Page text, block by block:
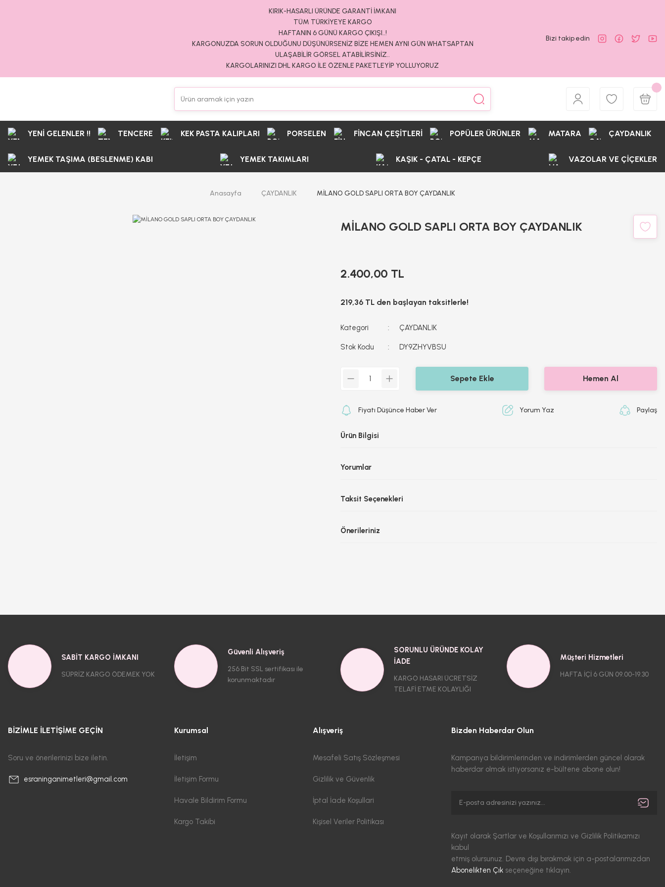
KIRIK-HASARLI ÜRÜNDE GARANTİ İMKANI
TÜM TÜRKİYEYE KARGO
HAFTANIN 6 GÜNÜ KARGO ÇIKIŞI..!
KARGONUZDA SORUN OLDUĞUNU DÜŞÜNÜRSENİZ BİZE HEMEN AYNI GÜN WHATSAPTAN
ULAŞABİLİR GÖRSEL ATABİLİRSİNİZ..
KARGOLARINIZI DHL KARGO İLE ÖZENLE PAKETLEYİP YOLLUYORUZ
Bizi takip edin
YENİ GELENLER !! TENCERE KEK PASTA KALIPLARI PORSELEN FİNCAN ÇEŞİTLERİ POPÜLER ÜRÜNLER MATARA ÇAYDANLIK
YEMEK TAŞIMA (BESLENME) KABI YEMEK TAKIMLARI KAŞIK - ÇATAL - KEPÇE VAZOLAR VE ÇİÇEKLER
Anasayfa ÇAYDANLIK MİLANO GOLD SAPLI ORTA BOY ÇAYDANLIK
MİLANO GOLD SAPLI ORTA BOY ÇAYDANLIK
2.400,00 TL
219,36 TL den başlayan taksitlerle!
Kategori ÇAYDANLIK
Stok Kodu DY9ZHYVBSU
Sepete Ekle Hemen Al
Fiyatı Düşünce Haber Ver Yorum Yaz Paylaş
Ürün Bilgisi
Yorumlar
Taksit Seçenekleri
Önerileriniz
SABİT KARGO İMKANI
SÜPRİZ KARGO ÖDEMEK YOK
Güvenli Alışveriş
256 Bit SSL sertifikası ile
korunmaktadır
SORUNLU ÜRÜNDE KOLAY
İADE
KARGO HASARI ÜCRETSİZ
TELAFİ ETME KOLAYLIĞI
Müşteri Hizmetleri
HAFTA İÇİ 6 GÜN 09.00-19.30
BİZİMLE İLETİŞİME GEÇİN
Soru ve önerilerinizi bize iletin.
esraninganimetleri@gmail.com
Kurumsal
İletişim
İletişim Formu
Havale Bildirim Formu
Kargo Takibi
Alışveriş
Mesafeli Satış Sözleşmesi
Gizlilik ve Güvenlik
İptal İade Koşullari
Kişisel Veriler Politikası
Bizden Haberdar Olun
Kampanya bildirimlerinden ve indirimlerden güncel olarak
haberdar olmak istiyorsanız e-bültene abone olun!
Kayıt olarak Şartlar ve Koşullarımızı ve Gizlilik Politikamızı
kabul
etmiş olursunuz. Devre dışı bırakmak için a-postalarımızdan
Abonelikten Çık seçeneğine tıklayın.